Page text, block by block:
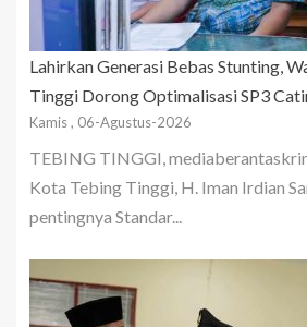
Lahirkan Generasi Bebas Stunting,
Tinggi Dorong Optimalisasi SP3
Kamis , 06-Agustus-2026
TEBING TINGGI,
Kota Tebing Tinggi, H. Iman Irdian
pentingnya Standar...